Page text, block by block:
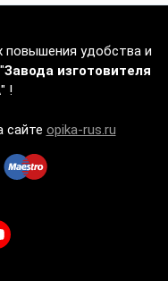
повышения удобства и
Завода изготовителя
" !
сайте opika-rus.ru